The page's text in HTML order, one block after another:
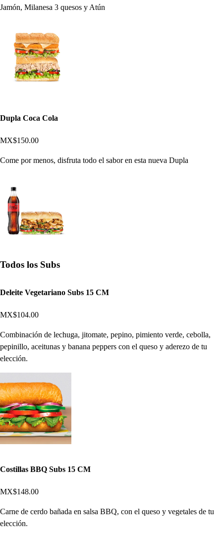
Jamón, Milanesa 3 quesos y Atún
Dupla Coca Cola
MX$150.00
Come por menos, disfruta todo el sabor en esta nueva Dupla
Todos los Subs
Deleite Vegetariano Subs 15 CM
MX$104.00
Combinación de lechuga, jitomate, pepino, pimiento verde, cebolla,
pepinillo, aceitunas y banana peppers con el queso y aderezo de tu
elección.
Costillas BBQ Subs 15 CM
MX$148.00
Carne de cerdo bañada en salsa BBQ, con el queso y vegetales de tu
elección.